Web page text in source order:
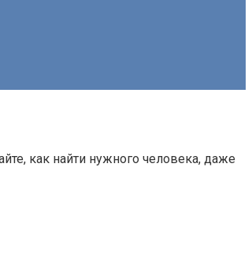
как найти нужного человека, даже